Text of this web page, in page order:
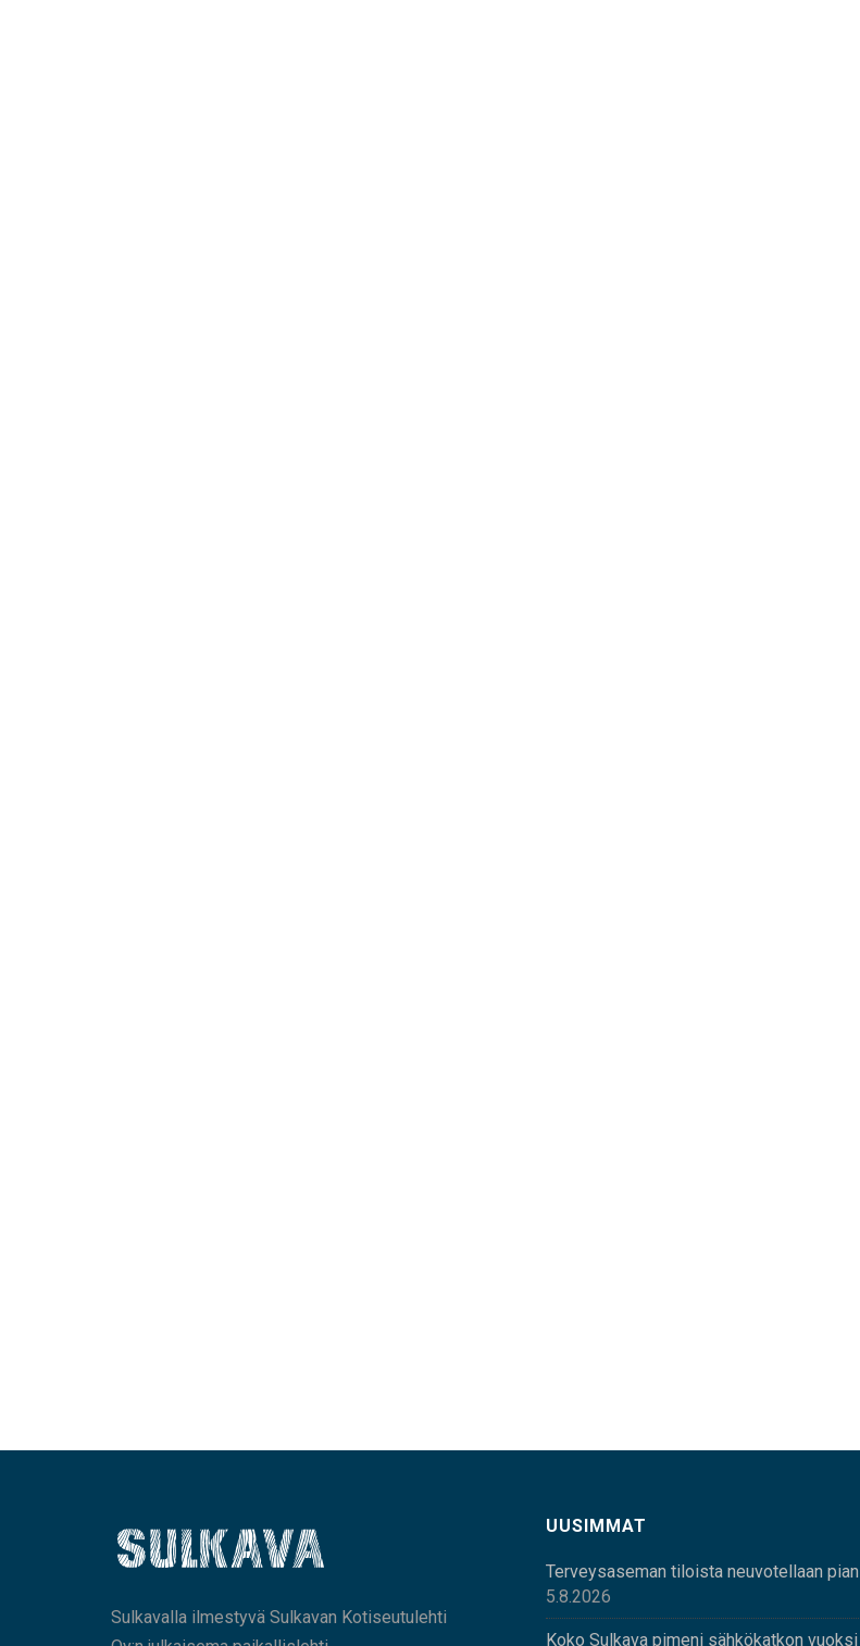
Sulkavalla ilmestyvä Sulkavan Kotiseutulehti
UUSIMMAT
Terveysaseman tiloista neuvotellaan pian
5.8.2026
Koko Sulkava pimeni sähkökatkon vuoksi